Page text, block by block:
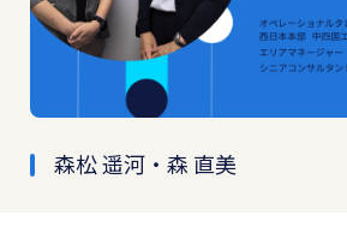
森松 遥河・森 直美